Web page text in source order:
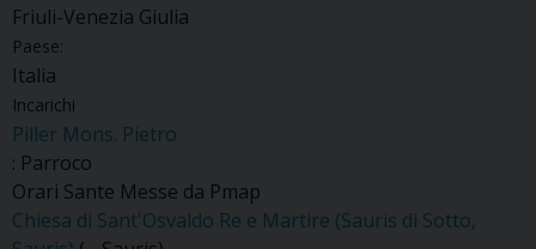
Friuli-Venezia Giulia
Paese:
Italia
Incarichi
Piller Mons. Pietro
: Parroco
Orari Sante Messe da Pmap
Chiesa di Sant'Osvaldo Re e Martire (Sauris di Sotto,